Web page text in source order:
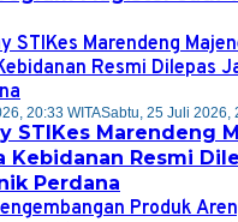
20:33 WITASabtu, 25 Juli 2026,
STIKes Marendeng
Kebidanan Resmi
Perdana